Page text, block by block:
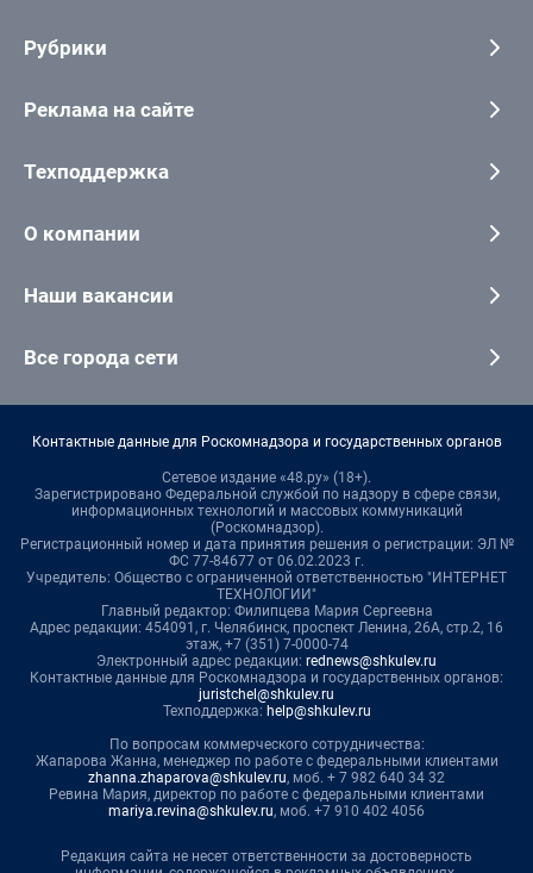
Рубрики
Реклама на сайте
Техподдержка
О компании
Наши вакансии
Все города сети
Контактные данные для Роскомнадзора и государственных органов
Сетевое издание «48.ру» (18+).
Зарегистрировано Федеральной службой по надзору в сфере связи,
информационных технологий и массовых коммуникаций
(Роскомнадзор).
Регистрационный номер и дата принятия решения о регистрации: ЭЛ №
ФС 77-84677 от 06.02.2023 г.
Учредитель: Общество с ограниченной ответственностью "ИНТЕРНЕТ
ТЕХНОЛОГИИ"
Главный редактор: Филипцева Мария Сергеевна
Адрес редакции: 454091, г. Челябинск, проспект Ленина, 26А, стр.2, 16
этаж, +7 (351) 7-0000-74
Электронный адрес редакции: rednews@shkulev.ru
Контактные данные для Роскомнадзора и государственных органов:
juristchel@shkulev.ru
Техподдержка: help@shkulev.ru
По вопросам коммерческого сотрудничества:
Жапарова Жанна, менеджер по работе с федеральными клиентами
zhanna.zhaparova@shkulev.ru, моб. + 7 982 640 34 32
Ревина Мария, директор по работе с федеральными клиентами
mariya.revina@shkulev.ru, моб. +7 910 402 4056
Редакция сайта не несет ответственности за достоверность